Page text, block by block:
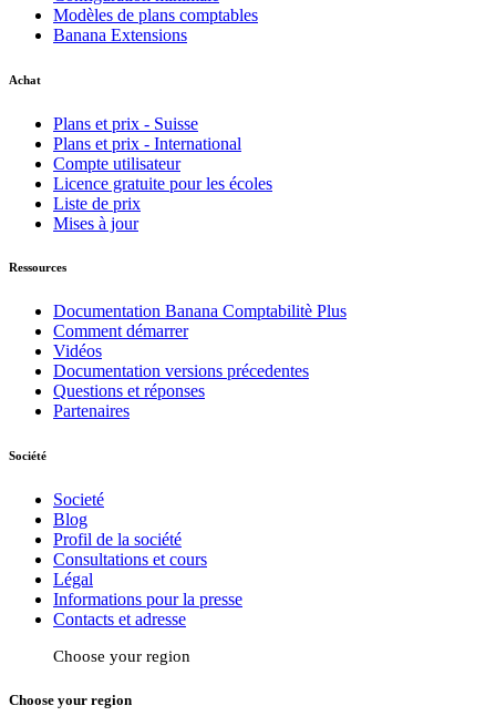
Modèles de plans comptables
Banana Extensions
Achat
Plans et prix - Suisse
Plans et prix - International
Compte utilisateur
Licence gratuite pour les écoles
Liste de prix
Mises à jour
Ressources
Documentation Banana Comptabilitè Plus
Comment démarrer
Vidéos
Documentation versions précedentes
Questions et réponses
Partenaires
Société
Societé
Blog
Profil de la société
Consultations et cours
Légal
Informations pour la presse
Contacts et adresse
Choose your region
Choose your region